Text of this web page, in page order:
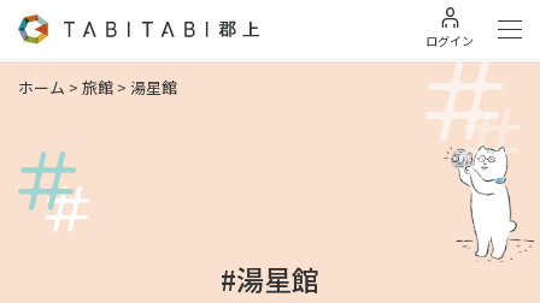
ログイン
ホーム > 旅館 > 湯星館
#湯星館